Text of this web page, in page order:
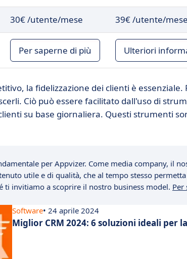
30€ /utente/mese 39€/utente/mese
Per saperne di più Ulteriori
la fidelizzazione dei clienti è essenziale.
Ciò può essere facilitato dall'uso di
su base giornaliera. Questi strumenti
per Appvizer. Come media company, il
utile e di qualità, che al tempo stesso
ti invitiamo a scoprire il nostro business model. Per
Software• 24 aprile 2024
Miglior CRM 2024: 6 soluzioni ideali per